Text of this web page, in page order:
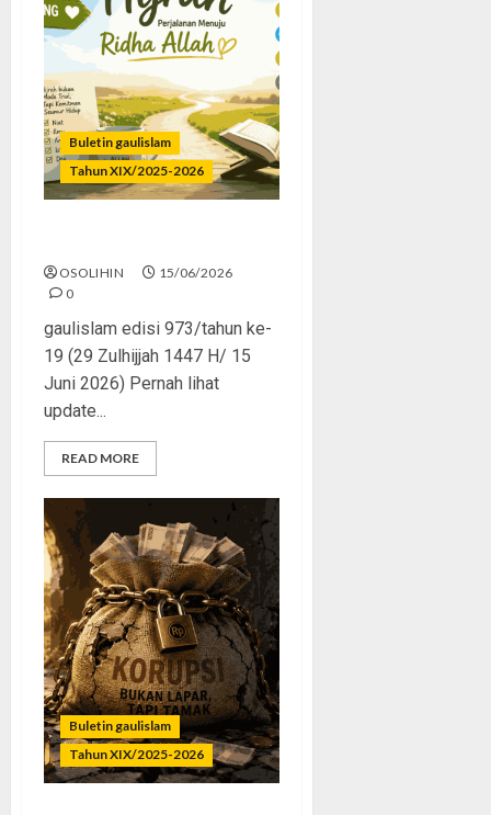
Buletin gaulislam
Tahun XIX/2025-2026
OSOLIHIN
15/06/2026
0
gaulislam edisi 973/tahun ke-
19 (29 Zulhijjah 1447 H/ 15
Juni 2026) Pernah lihat
update...
READ MORE
Buletin gaulislam
Tahun XIX/2025-2026